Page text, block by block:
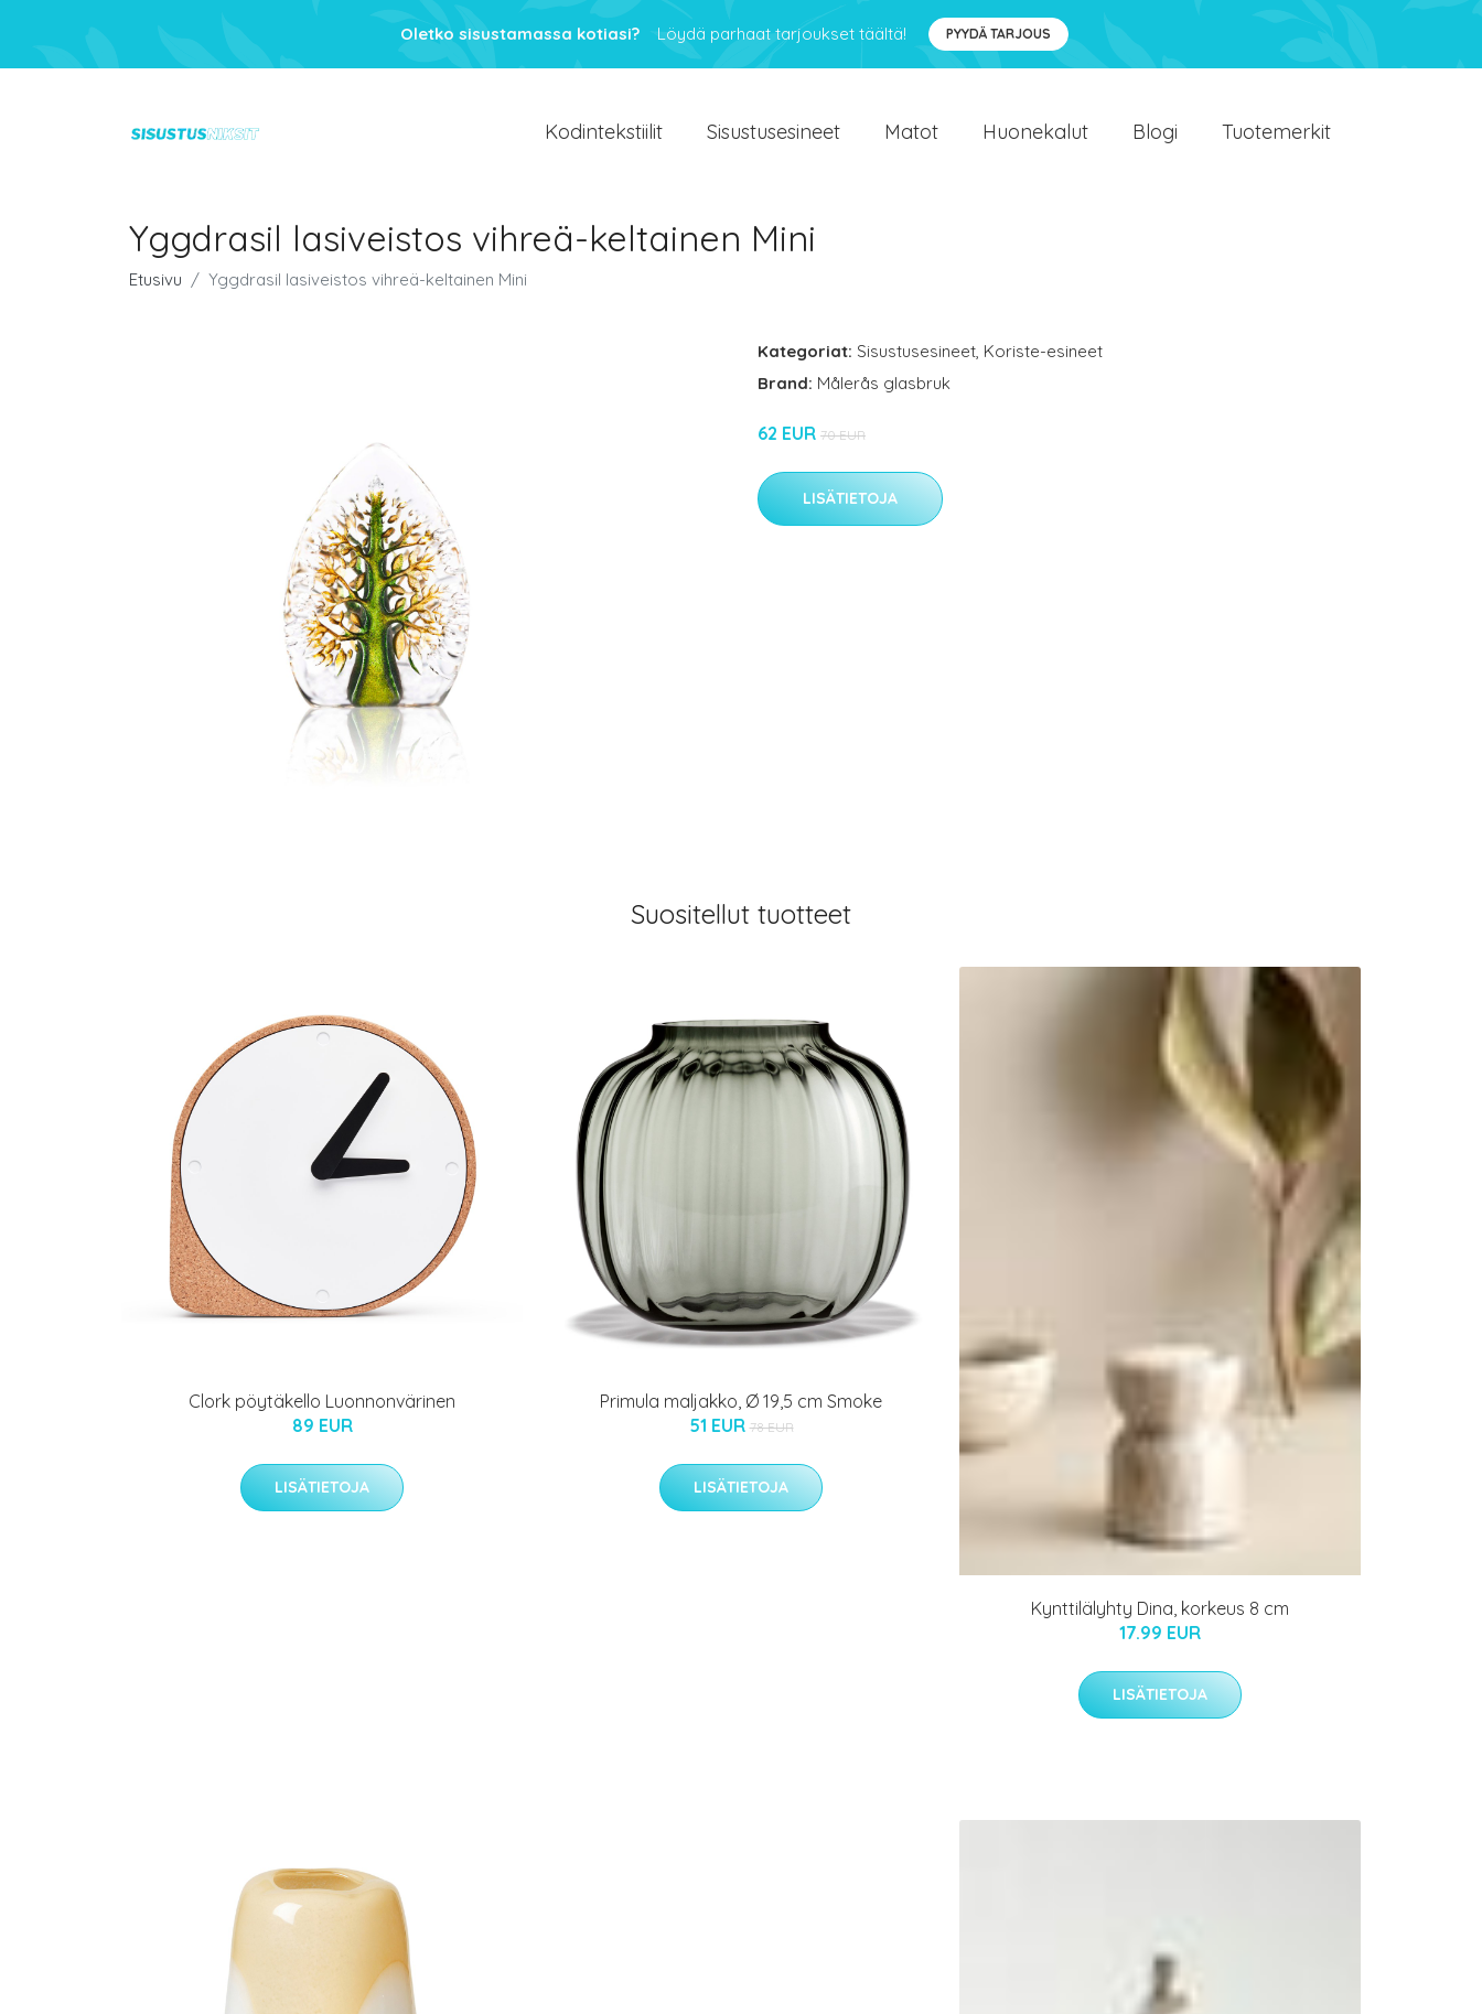
Oletko sisustamassa kotiasi? Löydä parhaat tarjoukset täältä! PYYDÄ TARJOUS
Kodintekstiilit Sisustusesineet Matot Huonekalut Blogi Tuotemerkit
Yggdrasil lasiveistos vihreä-keltainen Mini
Etusivu Yggdrasil lasiveistos vihreä-keltainen Mini
Kategoriat: Sisustusesineet, Koriste-esineet
Brand: Målerås glasbruk
62 EUR 70 EUR
LISÄTIETOJA
Suositellut tuotteet
Clork pöytäkello Luonnonvärinen
89 EUR
LISÄTIETOJA
Primula maljakko, Ø 19,5 cm Smoke
51 EUR 78 EUR
LISÄTIETOJA
Kynttilälyhty Dina, korkeus 8 cm
17.99 EUR
LISÄTIETOJA